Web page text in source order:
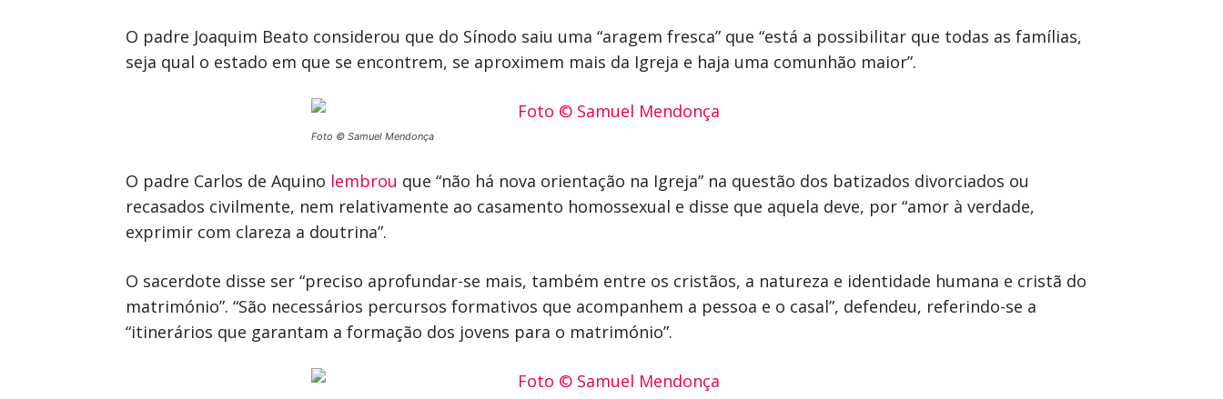
O padre Joaquim Beato considerou que do Sínodo saiu uma “aragem fresca” que “está a possibilitar que todas as famílias,
seja qual o estado em que se encontrem, se aproximem mais da Igreja e haja uma comunhão maior”.
Foto © Samuel Mendonça
O padre Carlos de Aquino lembrou que “não há nova orientação na Igreja” na questão dos batizados divorciados ou
recasados civilmente, nem relativamente ao casamento homossexual e disse que aquela deve, por “amor à verdade,
exprimir com clareza a doutrina”.
O sacerdote disse ser “preciso aprofundar-se mais, também entre os cristãos, a natureza e identidade humana e cristã do
matrimónio”. “São necessários percursos formativos que acompanhem a pessoa e o casal”, defendeu, referindo-se a
“itinerários que garantam a formação dos jovens para o matrimónio”.